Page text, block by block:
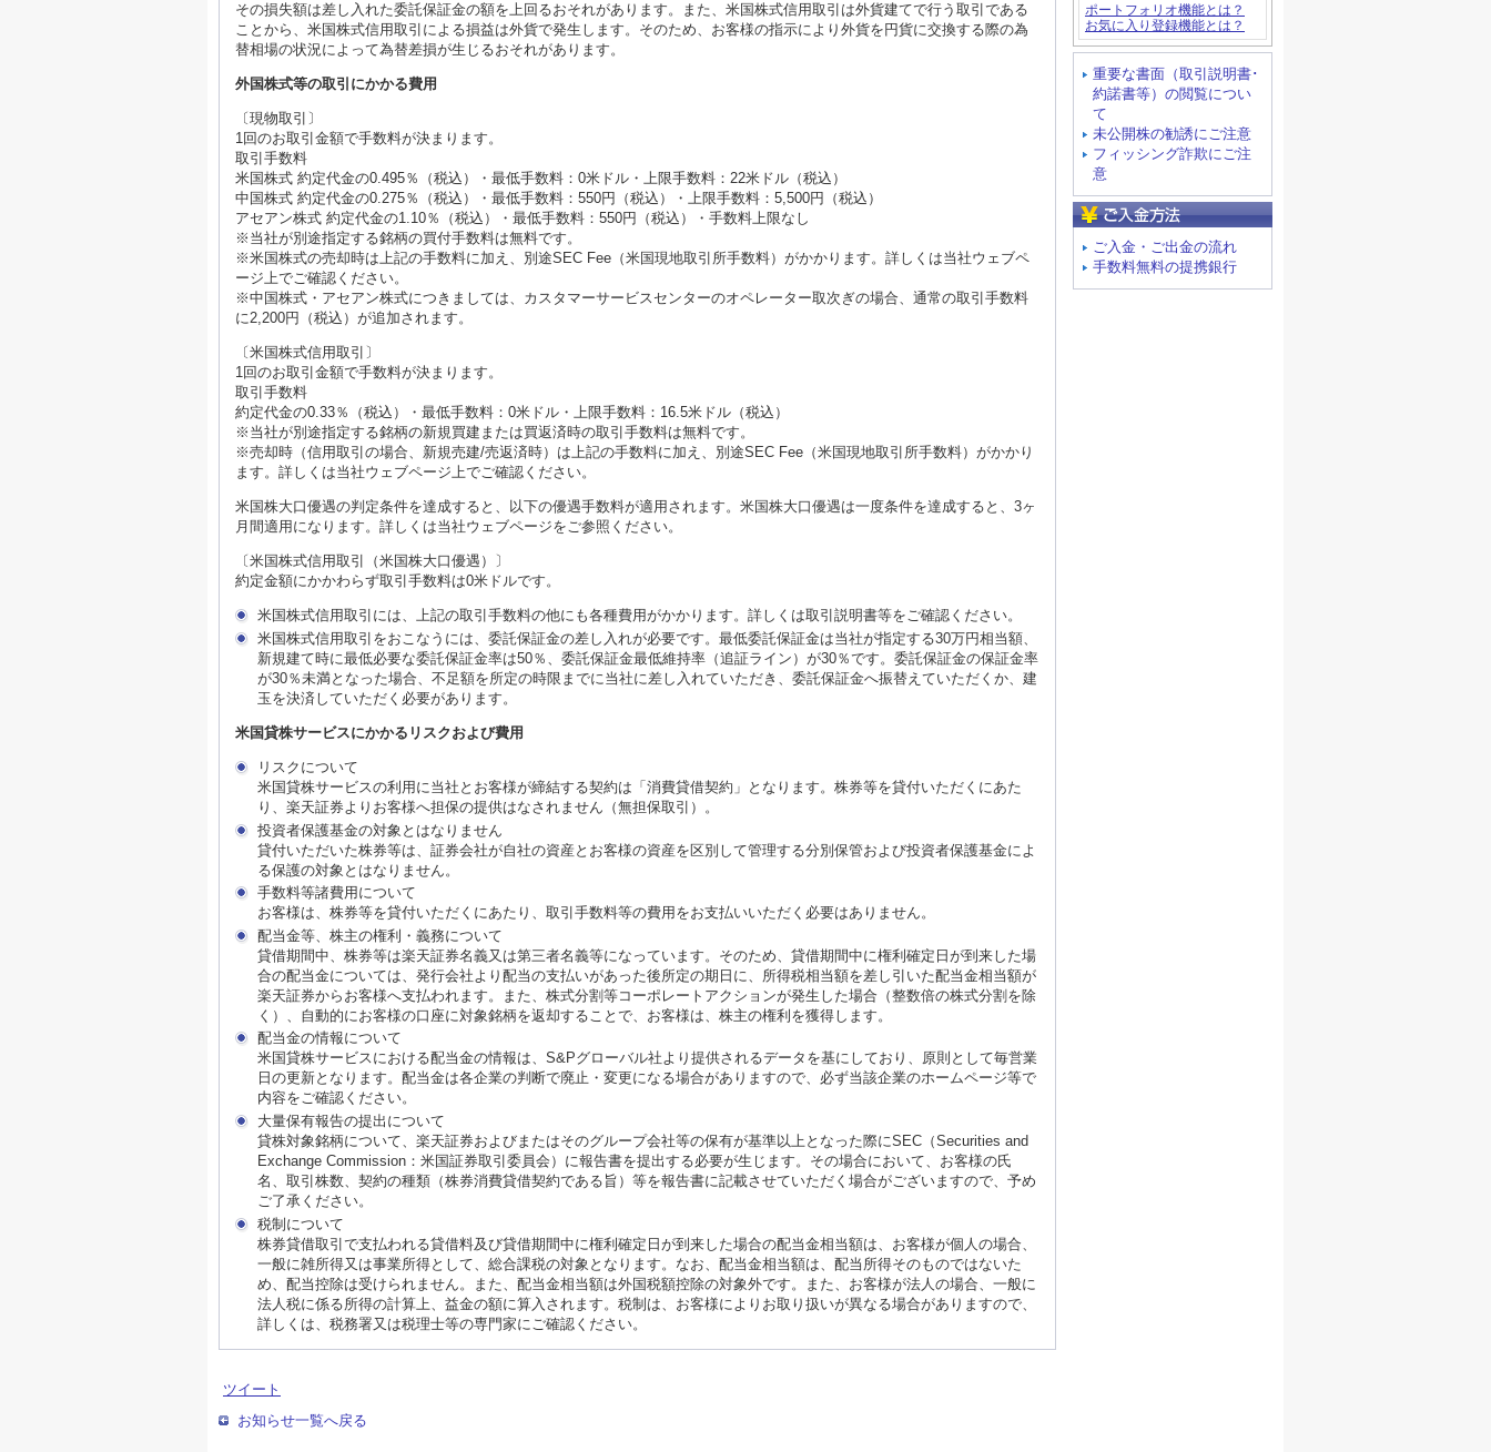
その損失額は差し入れた委託保証金の額を上回るおそれがあります。また、米国株式信用取引は外貨建てで行う取引である
ことから、米国株式信用取引による損益は外貨で発生します。そのため、お客様の指示により外貨を円貨に交換する際の為
替相場の状況によって為替差損が生じるおそれがあります。
外国株式等の取引にかかる費用
〔現物取引〕
1回のお取引金額で手数料が決まります。
取引手数料
米国株式 約定代金の0.495％（税込）・最低手数料：0米ドル・上限手数料：22米ドル（税込）
中国株式 約定代金の0.275％（税込）・最低手数料：550円（税込）・上限手数料：5,500円（税込）
アセアン株式 約定代金の1.10％（税込）・最低手数料：550円（税込）・手数料上限なし
※当社が別途指定する銘柄の買付手数料は無料です。
※米国株式の売却時は上記の手数料に加え、別途SEC Fee（米国現地取引所手数料）がかかります。詳しくは当社ウェブペ
ージ上でご確認ください。
※中国株式・アセアン株式につきましては、カスタマーサービスセンターのオペレーター取次ぎの場合、通常の取引手数料
に2,200円（税込）が追加されます。
〔米国株式信用取引〕
1回のお取引金額で手数料が決まります。
取引手数料
約定代金の0.33％（税込）・最低手数料：0米ドル・上限手数料：16.5米ドル（税込）
※当社が別途指定する銘柄の新規買建または買返済時の取引手数料は無料です。
※売却時（信用取引の場合、新規売建/売返済時）は上記の手数料に加え、別途SEC Fee（米国現地取引所手数料）がかかり
ます。詳しくは当社ウェブページ上でご確認ください。
米国株大口優遇の判定条件を達成すると、以下の優遇手数料が適用されます。米国株大口優遇は一度条件を達成すると、3ヶ
月間適用になります。詳しくは当社ウェブページをご参照ください。
〔米国株式信用取引（米国株大口優遇）〕
約定金額にかかわらず取引手数料は0米ドルです。
米国株式信用取引には、上記の取引手数料の他にも各種費用がかかります。詳しくは取引説明書等をご確認ください。
米国株式信用取引をおこなうには、委託保証金の差し入れが必要です。最低委託保証金は当社が指定する30万円相当額、
新規建て時に最低必要な委託保証金率は50％、委託保証金最低維持率（追証ライン）が30％です。委託保証金の保証金率
が30％未満となった場合、不足額を所定の時限までに当社に差し入れていただき、委託保証金へ振替えていただくか、建
玉を決済していただく必要があります。
米国貸株サービスにかかるリスクおよび費用
リスクについて
米国貸株サービスの利用に当社とお客様が締結する契約は「消費貸借契約」となります。株券等を貸付いただくにあた
り、楽天証券よりお客様へ担保の提供はなされません（無担保取引）。
投資者保護基金の対象とはなりません
貸付いただいた株券等は、証券会社が自社の資産とお客様の資産を区別して管理する分別保管および投資者保護基金によ
る保護の対象とはなりません。
手数料等諸費用について
お客様は、株券等を貸付いただくにあたり、取引手数料等の費用をお支払いいただく必要はありません。
配当金等、株主の権利・義務について
貸借期間中、株券等は楽天証券名義又は第三者名義等になっています。そのため、貸借期間中に権利確定日が到来した場
合の配当金については、発行会社より配当の支払いがあった後所定の期日に、所得税相当額を差し引いた配当金相当額が
楽天証券からお客様へ支払われます。また、株式分割等コーポレートアクションが発生した場合（整数倍の株式分割を除
く）、自動的にお客様の口座に対象銘柄を返却することで、お客様は、株主の権利を獲得します。
配当金の情報について
米国貸株サービスにおける配当金の情報は、S&Pグローバル社より提供されるデータを基にしており、原則として毎営業
日の更新となります。配当金は各企業の判断で廃止・変更になる場合がありますので、必ず当該企業のホームページ等で
内容をご確認ください。
大量保有報告の提出について
貸株対象銘柄について、楽天証券およびまたはそのグループ会社等の保有が基準以上となった際にSEC（Securities and
Exchange Commission：米国証券取引委員会）に報告書を提出する必要が生じます。その場合において、お客様の氏
名、取引株数、契約の種類（株券消費貸借契約である旨）等を報告書に記載させていただく場合がございますので、予め
ご了承ください。
税制について
株券貸借取引で支払われる貸借料及び貸借期間中に権利確定日が到来した場合の配当金相当額は、お客様が個人の場合、
一般に雑所得又は事業所得として、総合課税の対象となります。なお、配当金相当額は、配当所得そのものではないた
め、配当控除は受けられません。また、配当金相当額は外国税額控除の対象外です。また、お客様が法人の場合、一般に
法人税に係る所得の計算上、益金の額に算入されます。税制は、お客様によりお取り扱いが異なる場合がありますので、
詳しくは、税務署又は税理士等の専門家にご確認ください。
ツイート
お知らせ一覧へ戻る
ポートフォリオ機能とは？
お気に入り登録機能とは？
重要な書面（取引説明書･
約諾書等）の閲覧につい
て
未公開株の勧誘にご注意
フィッシング詐欺にご注
意
ご入金・ご出金の流れ
手数料無料の提携銀行